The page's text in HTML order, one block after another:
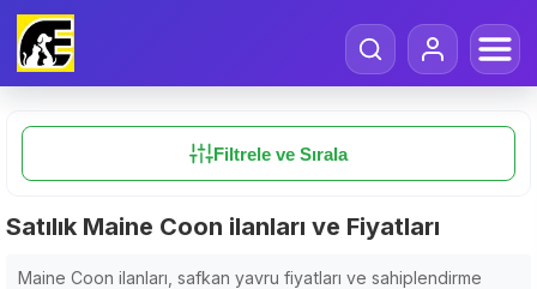
Filtrele ve Sırala
Satılık Maine Coon ilanları ve Fiyatları
Maine Coon ilanları, safkan yavru fiyatları ve sahiplendirme